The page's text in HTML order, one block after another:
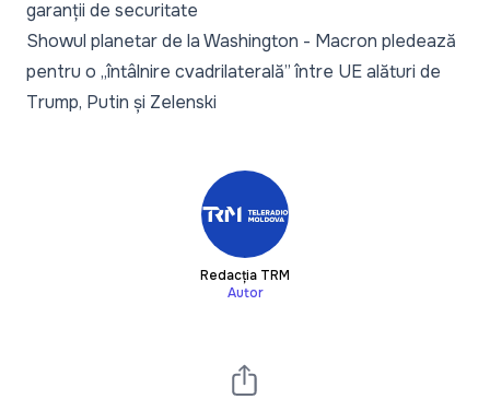
garanții de securitate
Showul planetar de la Washington - Macron pledează
pentru o „întâlnire cvadrilaterală” între UE alături de
Trump, Putin și Zelenski
Redacția TRM
Autor